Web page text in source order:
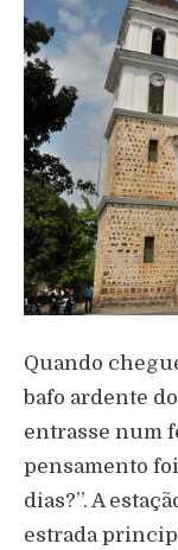
Quando
bafo ardente
entrasse num
pensamento
dias?”. A
estrada